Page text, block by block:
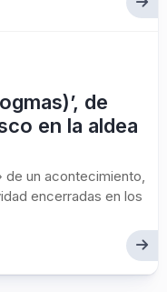
de
en la aldea
de un acontecimiento,
encerradas en los